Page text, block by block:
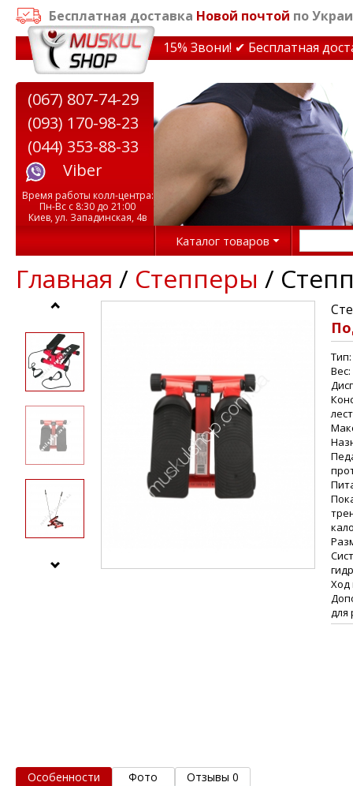
Бесплатная доставка Новой почтой по
на тренажеры до 15% Звони! ✔ Бесплатная
(067) 807-74-29
(093) 170-98-23
(044) 353-88-33
Viber
Время работы колл-центра:
Пн-Вс с 8:30 до 21:00
Киев, ул. Западинская, 4в
Каталог товаров
Главная / Степперы /
Вес:
Ход
для
Особенности Фото Отзывы 0